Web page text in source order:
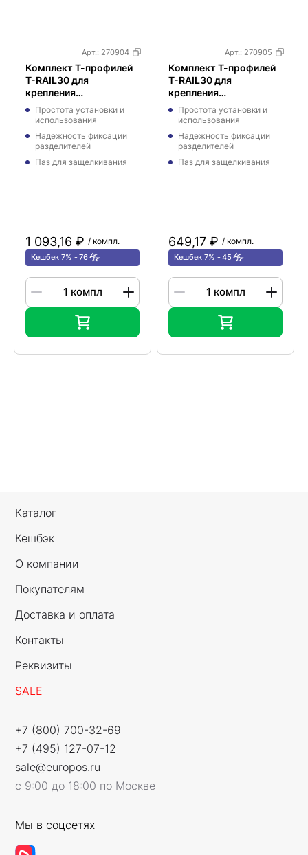
Арт.: 270904
Комплект Т-профилей
T-RAIL30 для
крепления
разделителей, длина
333 мм с магнитным
Простота установки и
использования
Надежность фиксации
разделителей
Паз для защелкивания
1 093,16 ₽ / компл.
Кешбек 7% 76
Арт.: 270905
Комплект Т-профилей
T-RAIL30 для
крепления
разделителей, длина
333 мм
Простота установки и
использования
Надежность фиксации
разделителей
Паз для защелкивания
649,17 ₽ / компл.
Кешбек 7% 45
Каталог
Кешбэк
О компании
Покупателям
Доставка и оплата
Контакты
Реквизиты
SALE
+7 (800) 700-32-69
+7 (495) 127-07-12
sale@europos.ru
с 9:00 до 18:00 по Москве
Мы в соцсетях